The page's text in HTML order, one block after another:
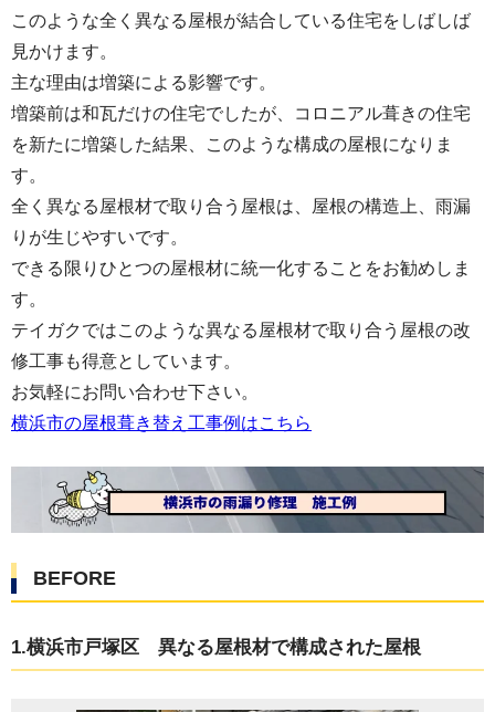
このような全く異なる屋根が結合している住宅をしばしば
見かけます。
主な理由は増築による影響です。
増築前は和瓦だけの住宅でしたが、コロニアル葺きの住宅
を新たに増築した結果、このような構成の屋根になりま
す。
全く異なる屋根材で取り合う屋根は、屋根の構造上、雨漏
りが生じやすいです。
できる限りひとつの屋根材に統一化することをお勧めしま
す。
テイガクではこのような異なる屋根材で取り合う屋根の改
修工事も得意としています。
お気軽にお問い合わせ下さい。
横浜市の屋根葺き替え工事例はこちら
BEFORE
1.横浜市戸塚区 異なる屋根材で構成された屋根